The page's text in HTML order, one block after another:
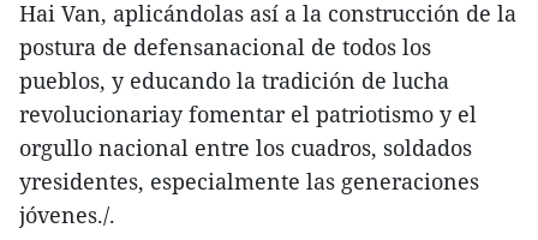
Hai Van, aplicándolas así a la construcción de la
postura de defensanacional de todos los
pueblos, y educando la tradición de lucha
revolucionariay fomentar el patriotismo y el
orgullo nacional entre los cuadros, soldados
yresidentes, especialmente las generaciones
jóvenes./.